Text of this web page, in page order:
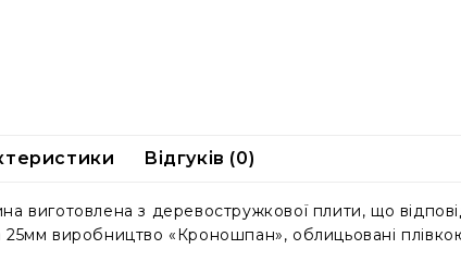
Відгуків (0)
виготовлена ​​з деревостружкової плити, що
виробництво «Кроношпан», облицьовані